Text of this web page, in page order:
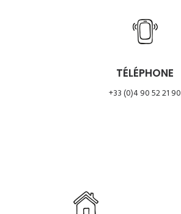
TÉLÉPHONE
+33 (0)4 90 52 21 90